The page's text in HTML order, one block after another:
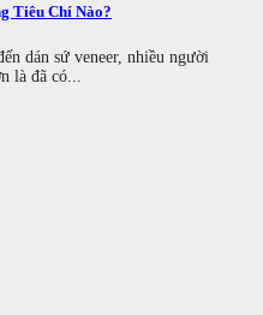
Tiêu Chí Nào?
dán sứ veneer, nhiều người
là đã có...